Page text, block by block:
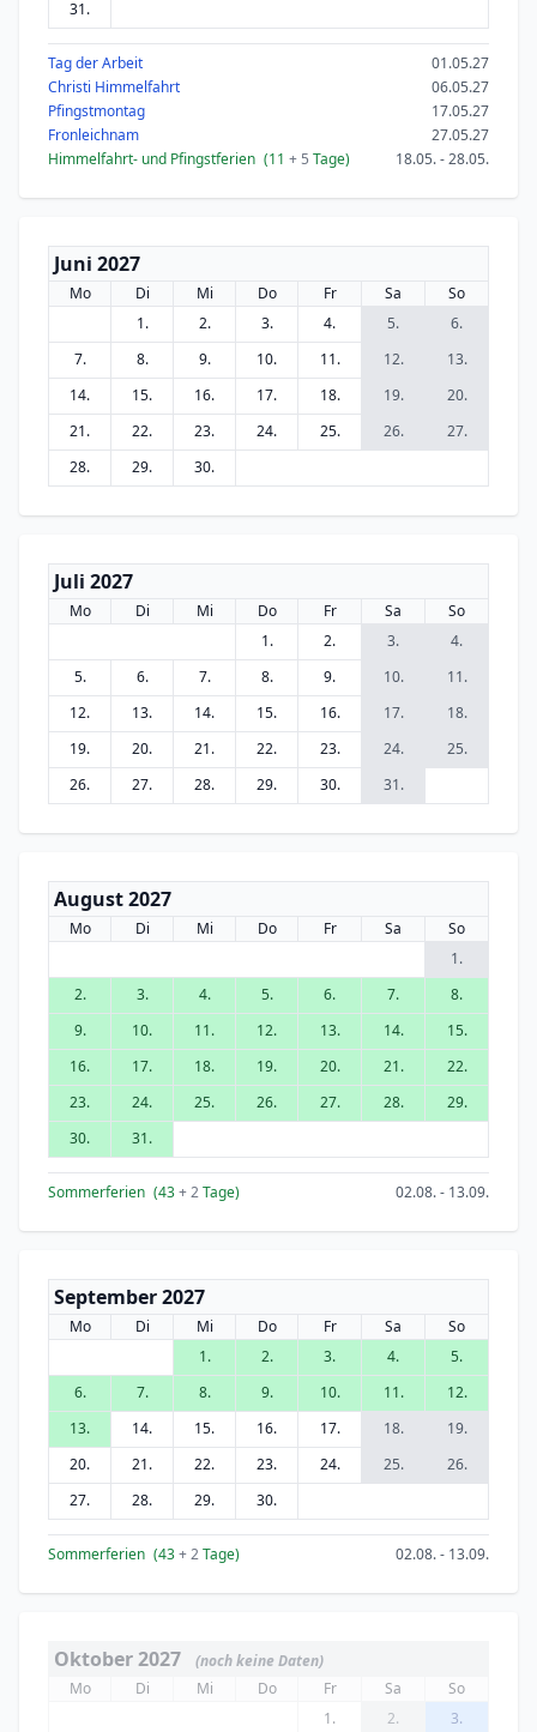
31.
Tag der Arbeit
01.05.27
Christi Himmelfahrt
06.05.27
Pfingstmontag
17.05.27
Fronleichnam
27.05.27
Himmelfahrt- und Pfingstferien (11 + 5 Tage) 18.05. - 28.05.
Juni 2027
Mo Di Mi Do Fr Sa
So
1.
2. 3. 4. 5.
6.
7.
8. 9. 10. 11. 12.
13.
14.
15. 16. 17. 18. 19.
20.
21.
22. 23. 24. 25. 26.
27.
28.
29. 30.
Juli 2027
Mo Di Mi Do Fr Sa
So
1.
2. 3.
4.
5.
6. 7. 8. 9. 10.
11.
12.
13. 14. 15. 16. 17.
18.
19.
20. 21. 22. 23. 24.
25.
26.
27. 28. 29. 30. 31.
August 2027
Mo Di Mi Do Fr Sa
So
1.
2.
3. 4. 5. 6. 7.
8.
9.
10. 11. 12. 13. 14.
15.
16.
17. 18. 19. 20. 21.
22.
23.
24. 25. 26. 27. 28.
29.
30.
31.
Sommerferien (43+ 2Tage) 02.08. - 13.09.
September 2027
Mo Di Mi Do Fr Sa
So
1.
2. 3. 4.
5.
6.
7. 8. 9. 10. 11.
12.
13.
14. 15. 16. 17. 18.
19.
20.
21. 22. 23. 24. 25.
26.
27.
28. 29. 30.
Sommerferien (43+ 2Tage) 02.08. - 13.09.
Oktober 2027
(noch keine Daten)
Mo
Di Mi Do Fr Sa
So
1.
2.
3.